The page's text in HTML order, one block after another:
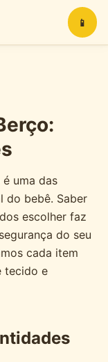
📱
uma das
do bebê. Saber
escolher faz
do seu
cada item
tecido e